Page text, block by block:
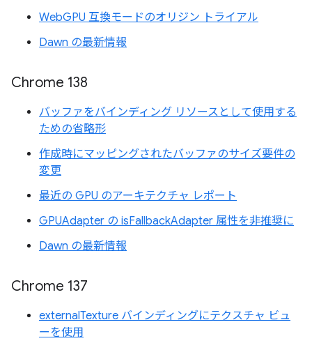
WebGPU 互換モードのオリジン トライアル
Dawn の最新情報
Chrome 138
バッファをバインディング リソースとして使用する
ための省略形
作成時にマッピングされたバッファのサイズ要件の
変更
最近の GPU のアーキテクチャ レポート
GPUAdapter の isFallbackAdapter 属性を非推奨に
Dawn の最新情報
Chrome 137
externalTexture バインディングにテクスチャ ビュ
ーを使用